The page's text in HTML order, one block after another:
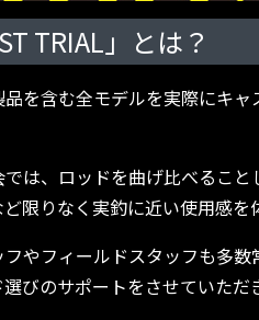
TRIAL」とは？
を含む全モデルを実際にキ
は、ロッドを曲げ比べるこ
限りなく実釣に近い使用感を
やフィールドスタッフも多
びのサポートをさせていただ